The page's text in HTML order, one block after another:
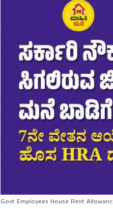
Govt Employees House Rent